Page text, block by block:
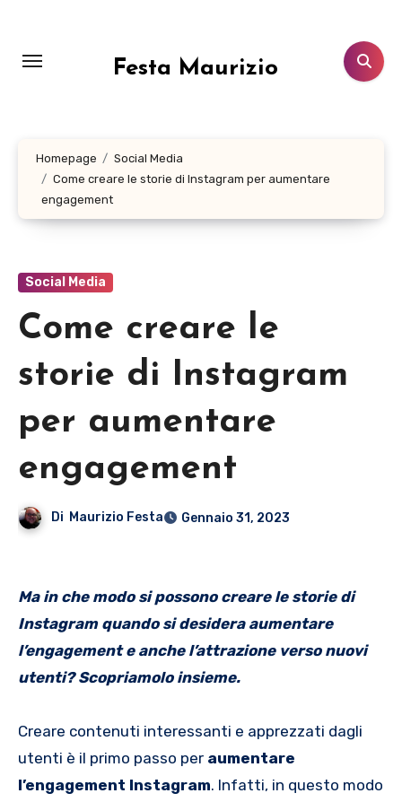
contenuto
Festa Maurizio
Homepage
Social Media
Come creare le storie di Instagram per aumentare
engagement
Social Media
Come creare le
storie di Instagram
per aumentare
engagement
Di Maurizio Festa Gennaio 31, 2023
Ma in che modo si possono creare le storie di
Instagram quando si desidera aumentare
l’engagement e anche l’attrazione verso nuovi
utenti? Scopriamolo insieme.
Creare contenuti interessanti e apprezzati dagli
utenti è il primo passo per aumentare
l’engagement Instagram. Infatti, in questo modo